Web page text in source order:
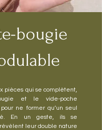
bougie
pièces qui se complètent,
et le vide-poche
pour ne former qu’un seul
En un geste, ils se
leur double nature